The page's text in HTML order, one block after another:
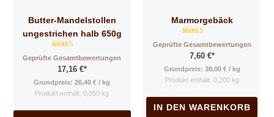
Butter-Mandelstollen
ungestrichen halb 650g
Bewertet mit
5.00
von 5
Geprüfte Gesamtbewertungen
17,16 €*
Grundpreis:26,40€ / kg
Produkt enthält: 0,650 kg
Marmorgebäck
Bewertet mit
4.94
von 5
Geprüfte Gesamtbewertungen
7,60 €*
Grundpreis: 38,00 €/ kg
Produkt enthält: 0,200 kg
IN DEN WARENKORB